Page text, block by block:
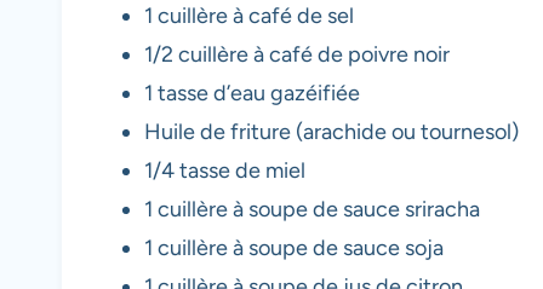
1 cuillère à café de sel
1/2 cuillère à café de poivre noir
1 tasse d’eau gazéifiée
Huile de friture (arachide ou tournesol)
1/4 tasse de miel
1 cuillère à soupe de sauce sriracha
1 cuillère à soupe de sauce soja